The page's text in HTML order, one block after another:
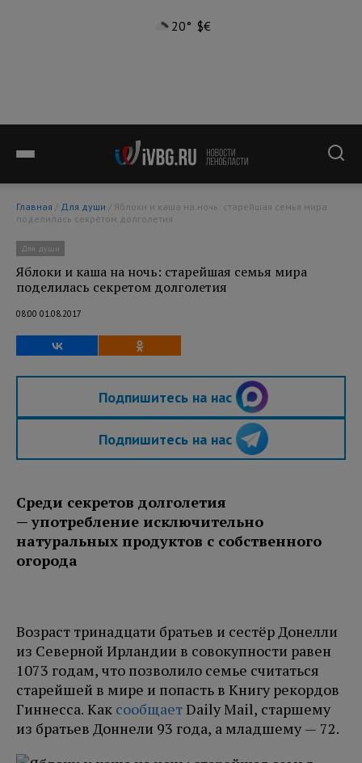
20° $€
Главная / Для души
поделилась секретом долголетия
Для души
Яблоки и каша на ночь: старейшая семья мира
поделилась секретом долголетия
08:00 01.08.2017
Подпишитесь на нас
Подпишитесь на нас
Среди секретов долголетия
— употребление исключительно
натуральных продуктов с собственного
огорода
Возраст тринадцати братьев и сестёр Донелли
из Северной Ирландии в совокупности равен
1073 годам, что позволило семье считаться
старейшей в мире и попасть в Книгу рекордов
Гиннесса. Как сообщаетDaily Mail, старшему
из братьев Доннели 93 года, а младшему — 72.